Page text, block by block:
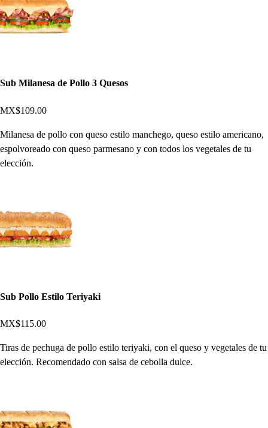
Sub Milanesa de Pollo 3 Quesos
MX$109.00
Milanesa de pollo con queso estilo manchego, queso estilo americano,
espolvoreado con queso parmesano y con todos los vegetales de tu
elección.
Sub Pollo Estilo Teriyaki
MX$115.00
Tiras de pechuga de pollo estilo teriyaki, con el queso y vegetales de tu
elección. Recomendado con salsa de cebolla dulce.